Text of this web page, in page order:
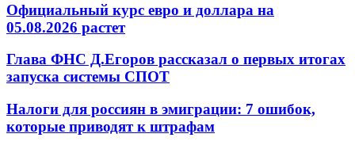
Официальный курс евро и доллара на
05.08.2026 растет
Глава ФНС Д.Егоров рассказал о первых итогах
запуска системы СПОТ
Налоги для россиян в эмиграции: 7 ошибок,
которые приводят к штрафам